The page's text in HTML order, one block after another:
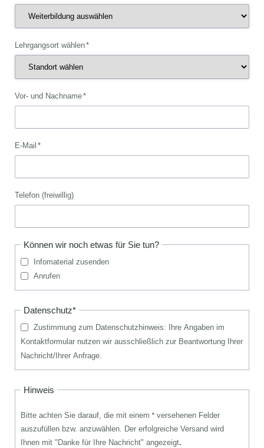
Pflichtfeld
Lehrgangsort wählen*
Pflichtfeld
Vor- und Nachname*
Pflichtfeld
E-Mail *
Telefon (freiwillig)
Können wir noch etwas für Sie tun?
Infomaterial zusenden
Anrufen
Pflichtfeld
Datenschutz*
Zustimmung zum Datenschutzhinweis: Ihre Angaben im
Kontaktformular nutzen wir ausschließlich zur Beantwortung Ihrer
Nachricht/Ihrer Anfrage.
Hinweis
Bitte achten Sie darauf, die mit einem* versehenen Felder
auszufüllen bzw. anzuwählen. Der erfolgreiche Versand wird
Ihnen mit "Danke für Ihre Nachricht" angezeigt.